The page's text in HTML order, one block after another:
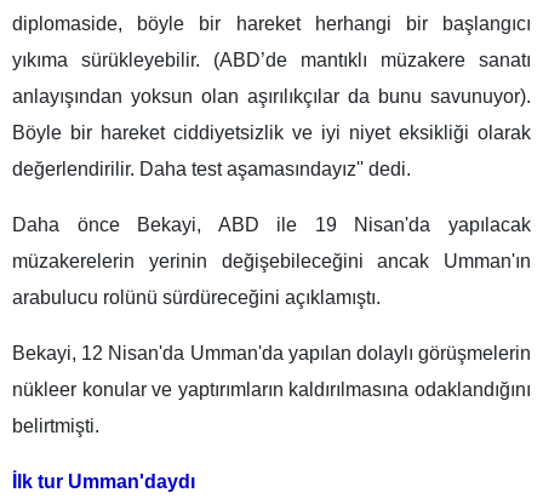
diplomaside, böyle bir hareket herhangi bir başlangıcı
yıkıma sürükleyebilir. (ABD’de mantıklı müzakere sanatı
anlayışından yoksun olan aşırılıkçılar da bunu savunuyor).
Böyle bir hareket ciddiyetsizlik ve iyi niyet eksikliği olarak
değerlendirilir. Daha test aşamasındayız'' dedi.
Daha önce Bekayi, ABD ile 19 Nisan'da yapılacak
müzakerelerin yerinin değişebileceğini ancak Umman'ın
arabulucu rolünü sürdüreceğini açıklamıştı.
Bekayi, 12 Nisan'da Umman'da yapılan dolaylı görüşmelerin
nükleer konular ve yaptırımların kaldırılmasına odaklandığını
belirtmişti.
İlk tur Umman'daydı